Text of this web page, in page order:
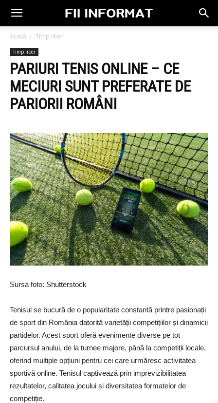
Acasă Timp liber
Timp liber
PARIURI TENIS ONLINE – CE
MECIURI SUNT PREFERATE DE
PARIORII ROMÂNI
Sursa foto: Shutterstock
Tenisul se bucură de o popularitate constantă printre pasionații
de sport din România datorită varietății competițiilor și dinamicii
partidelor. Acest sport oferă evenimente diverse pe tot
parcursul anului, de la turnee majore, până la competiții locale,
oferind multiple opțiuni pentru cei care urmăresc activitatea
sportivă online. Tenisul captivează prin imprevizibilitatea
rezultatelor, calitatea jocului și diversitatea formatelor de
competiție.